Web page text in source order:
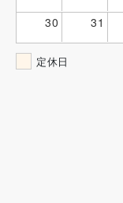
30
31
定休日